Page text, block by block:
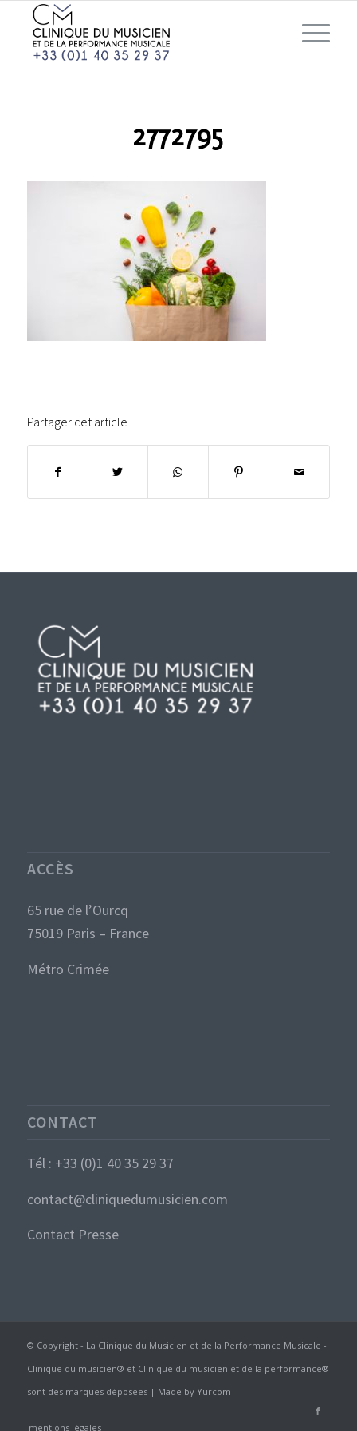
2772795
Partager cet article
ACCÈS
65 rue de l’Ourcq
75019 Paris – France
Métro Crimée
CONTACT
Tél : +33 (0)1 40 35 29 37
contact@cliniquedumusicien.com
Contact Presse
© Copyright - La Clinique du Musicien et de la Performance Musicale -
Clinique du musicien® et Clinique du musicien et de la performance®
sont des marques déposées | Made by Yurcom
mentions légales